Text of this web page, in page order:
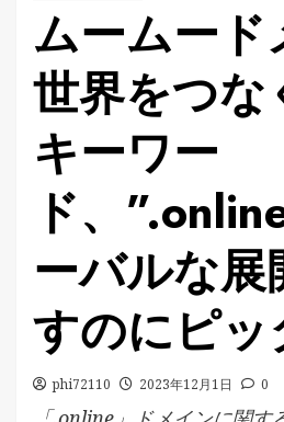
ムームード
世界をつな
キーワー
ド、
ーバルな展
すのにピッ
phi72110 2023年12月1日 0